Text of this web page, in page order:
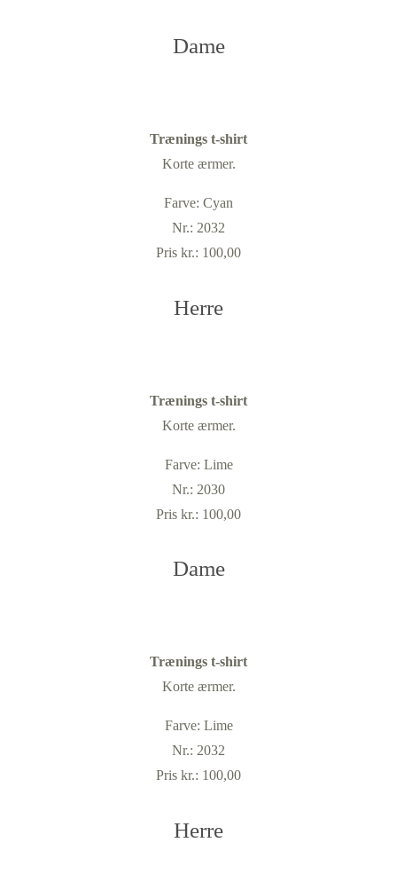
Dame
Trænings t-shirt
Korte ærmer.
Farve: Cyan
Nr.: 2032
Pris kr.: 100,00
Herre
Trænings t-shirt
Korte ærmer.
Farve: Lime
Nr.: 2030
Pris kr.: 100,00
Dame
Trænings t-shirt
Korte ærmer.
Farve: Lime
Nr.: 2032
Pris kr.: 100,00
Herre